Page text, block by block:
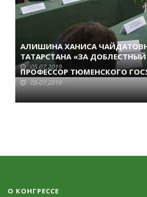
АЛИШИНА ХАНИСА
ТАТАРСТАНА «ЗА
05.07.2019
ПРОФЕССОР ТЮМЕНСКОГО
05.07.2019
О КОНГРЕССЕ